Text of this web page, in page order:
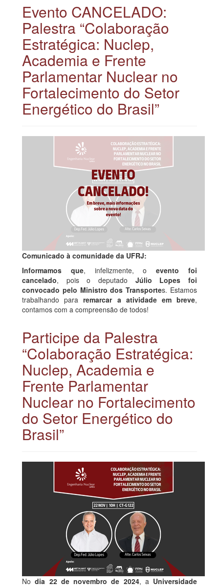
Evento CANCELADO:
Palestra “Colaboração
Estratégica: Nuclep,
Academia e Frente
Parlamentar Nuclear no
Fortalecimento do Setor
Energético do Brasil”
Comunicado à comunidade da UFRJ:
Informamos que, infelizmente, oevento foi
cancelado, pois o deputado Júlio Lopes foi
convocado pelo Ministro dos Transportes. Estamos
trabalhando pararemarcar a atividade em breve,
contamos com a compreensão de todos!
Participe da Palestra
“Colaboração Estratégica:
Nuclep, Academia e
Frente Parlamentar
Nuclear no Fortalecimento
do Setor Energético do
Brasil”
Nodia 22 de novembro de 2024, a Universidade